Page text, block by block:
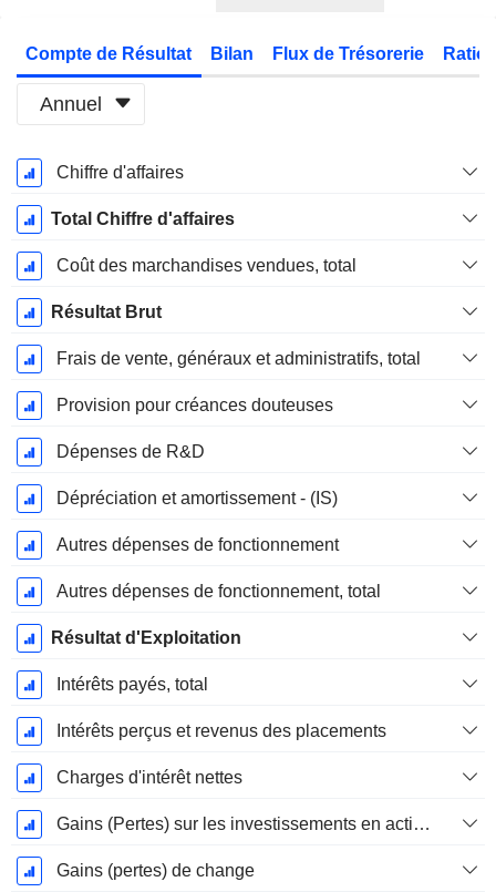
Compte de Résultat Bilan Flux de Trésorerie
Annuel
Période
Fiscale:
Mars
Chiffre d'affaires
Total Chiffre d'affaires
Coût des marchandises vendues, total
Résultat Brut
Frais de vente, généraux et administratifs, total
Provision pour créances douteuses
Dépenses de R&D
Dépréciation et amortissement - (IS)
Autres dépenses de fonctionnement
Autres dépenses de fonctionnement, total
Résultat d'Exploitation
Intérêts payés, total
Intérêts perçus et revenus des placements
Charges d'intérêt nettes
Gains (Pertes) sur les investissements en actions
Gains (pertes) de change